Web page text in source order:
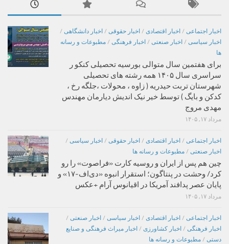
اخبار اجتماعی / اخبار اقتصادی / اخبار حقوقی / اخبار دانشگاهی /
اخبار سیاسی / اخبار صنعتی / اخبار فرهنگی / مطبوعات و رسانه
ها
برای هفتمین سال متوالی بورسیه تحصیلی کنکو ر
سراسری سال ۱۴۰۵ همه رشته های تحصیلی
شهرستان تربت حیدریه ( زاوه ، محولات ،جلگه رخ ،
کدکن و بایگ ) توسط خیر نیک اندیش دیارمان مهندس
مهدی مروج
مرداد ۱۷, ۱۴۰۵
اخبار اجتماعی / اخبار اقتصادی / اخبار حقوقی / اخبار سیاسی /
اخبار صنعتی / مطبوعات و رسانه ها
چین هم پس از ایران و روسیه کارت «فراصوت» را رو
کرد/ وحشت در پنتاگون؛ استقرار انبوه «دی‌اف‑۱۷» و
پایان عصر پدافند آمریکا در اقیانوس آرام +عکس
مرداد ۱۷, ۱۴۰۵
اخبار اجتماعی / اخبار اقتصادی / اخبار سیاسی / اخبار صنعتی /
اخبار فرهنگی / اخبار کشاورزی / اخبار میراث فرهنگی و صنایع
دستی / مطبوعات و رسانه ها